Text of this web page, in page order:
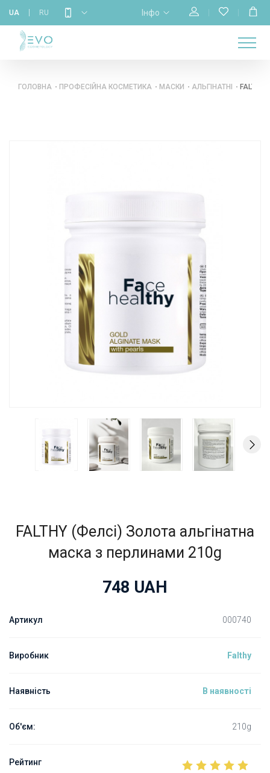
UA RU Інфо
ГОЛОВНА
НАС
МАГАЗИН
НАВЧАННЯ
ГОЛОВНА ПРОФЕСІЙНА КОСМЕТИКА МАСКИ АЛЬГІНАТНІ
FALTHY (Фелсі) Золота альгінатна
маска з перлинами 210g
748 UAH
Артикул 000740
Виробник Falthy
Наявність В наявності
Об'єм: 210g
Рейтинг